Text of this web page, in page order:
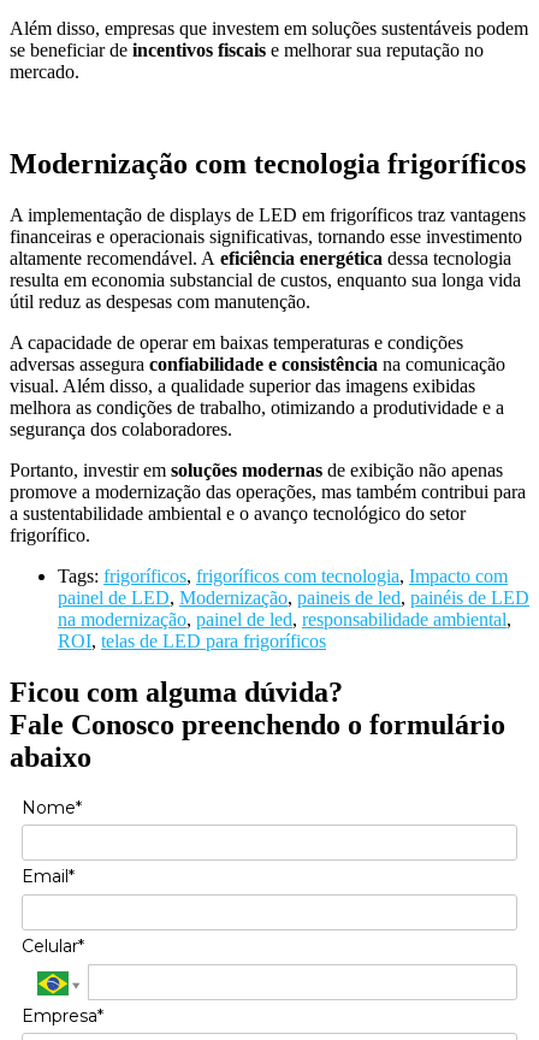
Além disso, empresas que investem em soluções sustentáveis podem
se beneficiar de incentivos fiscais e melhorar sua reputação no
mercado.
Modernização com tecnologia frigoríficos
A implementação de displays de LED em frigoríficos traz vantagens
financeiras e operacionais significativas, tornando esse investimento
altamente recomendável. A eficiência energética dessa tecnologia
resulta em economia substancial de custos, enquanto sua longa vida
útil reduz as despesas com manutenção.
A capacidade de operar em baixas temperaturas e condições
adversas assegura confiabilidade e consistência na comunicação
visual. Além disso, a qualidade superior das imagens exibidas
melhora as condições de trabalho, otimizando a produtividade e a
segurança dos colaboradores.
Portanto, investir em soluções modernas de exibição não apenas
promove a modernização das operações, mas também contribui para
a sustentabilidade ambiental e o avanço tecnológico do setor
frigorífico.
Tags: frigoríficos, frigoríficos com tecnologia, Impacto com
painel de LED, Modernização, paineis de led, painéis de LED
na modernização, painel de led, responsabilidade ambiental,
ROI, telas de LED para frigoríficos
Ficou com alguma dúvida?
Fale Conosco preenchendo o formulário
abaixo
Nome*
Email*
Celular*
Empresa*